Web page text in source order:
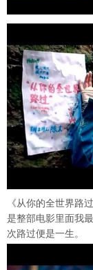
《从你的全世界路
是整部电影里面我
次路过便是一生。